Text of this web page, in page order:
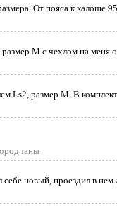
От пояса к калоше
М с чехлом на меня
Ls2, размер М. В
новый, проездил в нем